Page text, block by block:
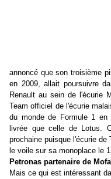
annoncé que son troisième
en 2009, allait poursuivre
Renault au sein de l'écurie
Team officiel de l'écurie
du monde de Formule 1
livrée que celle de Lotus.
prochaine puisque l'écurie
le voile sur sa monoplace le
Petronas partenaire de
Mais ce qui est intéressant